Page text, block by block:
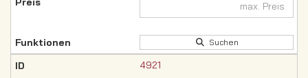
Suchen
4921